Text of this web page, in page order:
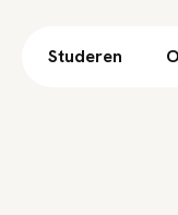
Studeren